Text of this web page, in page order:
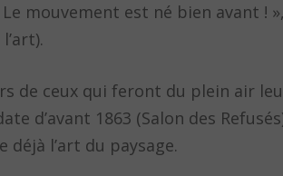
mouvement est né bien avant !
de ceux qui feront du plein air
d’avant 1863 (Salon des
déjà l’art du paysage.